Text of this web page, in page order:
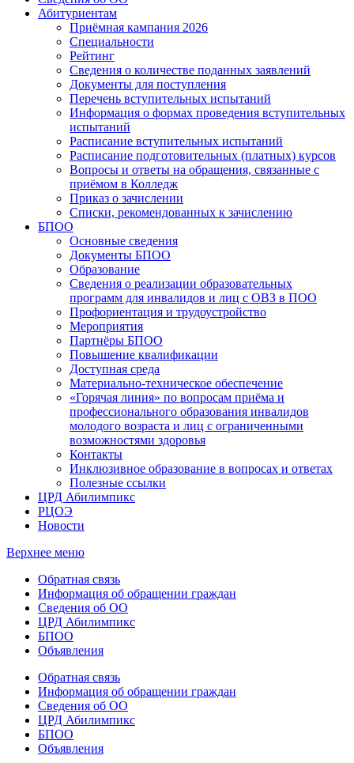
Абитуриентам
Приёмная кампания 2026
Специальности
Рейтинг
Сведения о количестве поданных заявлений
Документы для поступления
Перечень вступительных испытаний
Информация о формах проведения вступительных
испытаний
Расписание вступительных испытаний
Расписание подготовительных (платных) курсов
Вопросы и ответы на обращения, связанные с
приёмом в Колледж
Приказ о зачислении
Списки, рекомендованных к зачислению
БПОО
Основные сведения
Документы БПОО
Образование
Сведения о реализации образовательных
программ для инвалидов и лиц с ОВЗ в ПОО
Профориентация и трудоустройство
Мероприятия
Партнёры БПОО
Повышение квалификации
Доступная среда
Материально-техническое обеспечение
«Горячая линия» по вопросам приёма и
профессионального образования инвалидов
молодого возраста и лиц с ограниченными
возможностями здоровья
Контакты
Инклюзивное образование в вопросах и ответах
Полезные ссылки
ЦРД Абилимпикс
РЦОЭ
Новости
Верхнее меню
Обратная связь
Информация об обращении граждан
Сведения об ОО
ЦРД Абилимпикс
БПОО
Объявления
Обратная связь
Информация об обращении граждан
Сведения об ОО
ЦРД Абилимпикс
БПОО
Объявления